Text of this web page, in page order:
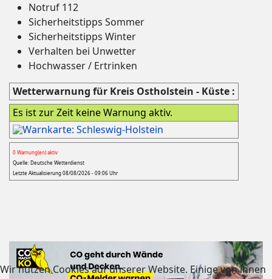
Notruf 112
Sicherheitstipps Sommer
Sicherheitstipps Winter
Verhalten bei Unwetter
Hochwasser / Ertrinken
Wetterwarnung für Kreis Ostholstein - Küste :
Es ist zur Zeit keine Warnung aktiv.
0 Warnung(en) aktiv
Quelle: Deutsche Wetterdienst
Letzte Aktualisierung 08/08/2026 - 09:06 Uhr
Wir nutzen Cookies auf unserer Website. Einige von ihnen